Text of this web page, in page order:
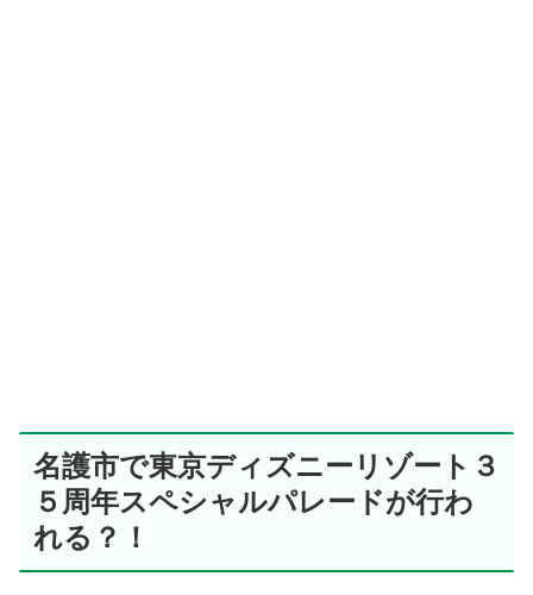
名護市で東京ディズニーリゾート３
５周年スペシャルパレードが行わ
れる？！